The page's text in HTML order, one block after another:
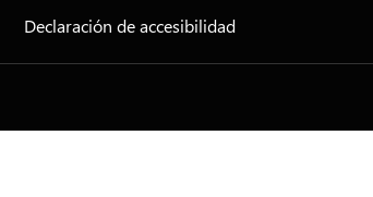
Declaración de accesibilidad